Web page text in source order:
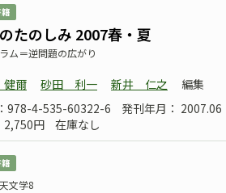
たのしみ 2007春・夏
ム＝逆問題の広がり
爾 砂田 利一 新井 仁之
編集
978-4-535-60322-6
発刊年月： 2007.06
2,750円
在庫なし
文学8